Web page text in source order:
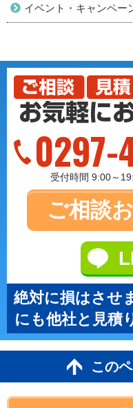
イベント・キャンペー
0297-
受付時間 9:00～
ご相談
絶対に損はさせ
にも他社と見積
この